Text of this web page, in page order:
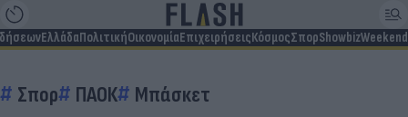
ΕλλάδαΠολιτικήΟικονομίαΕπιχειρήσειςΚόσμοςΣπορShowbizWeekend
Σπορ ΠΑΟΚ Μπάσκετ